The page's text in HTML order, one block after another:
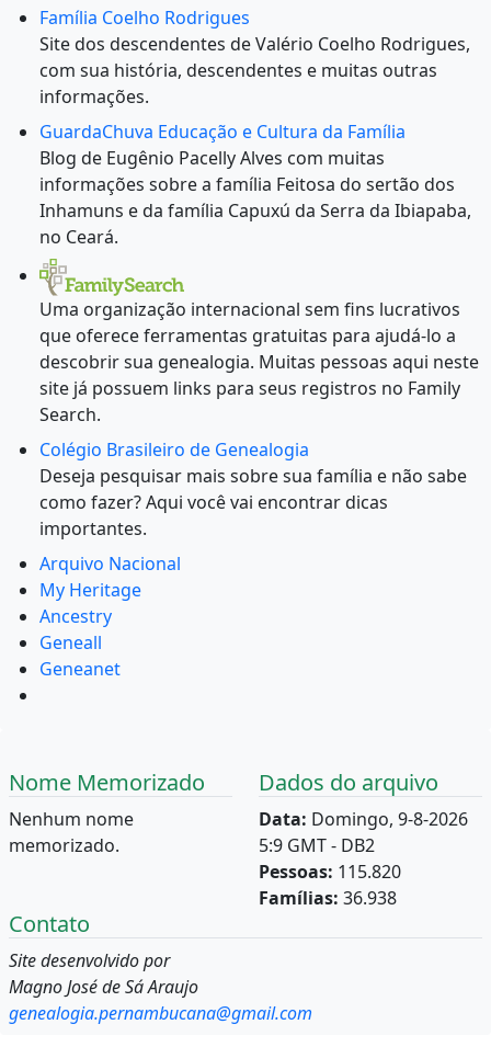
Família Coelho Rodrigues
Site dos descendentes de Valério Coelho Rodrigues,
com sua história, descendentes e muitas outras
informações.
GuardaChuva Educação e Cultura da Família
Blog de Eugênio Pacelly Alves com muitas
informações sobre a família Feitosa do sertão dos
Inhamuns e da família Capuxú da Serra da Ibiapaba,
no Ceará.
Uma organização internacional sem fins lucrativos
que oferece ferramentas gratuitas para ajudá-lo a
descobrir sua genealogia. Muitas pessoas aqui neste
site já possuem links para seus registros no Family
Search.
Colégio Brasileiro de Genealogia
Deseja pesquisar mais sobre sua família e não sabe
como fazer? Aqui você vai encontrar dicas
importantes.
Arquivo Nacional
My Heritage
Ancestry
Geneall
Geneanet
Nome Memorizado
Nenhum nome
memorizado.
Dados do arquivo
Data: Domingo, 9-8-2026
5:9 GMT - DB2
Pessoas: 115.820
Famílias: 36.938
Contato
Site desenvolvido por
Magno José de Sá Araujo
genealogia.pernambucana@gmail.com